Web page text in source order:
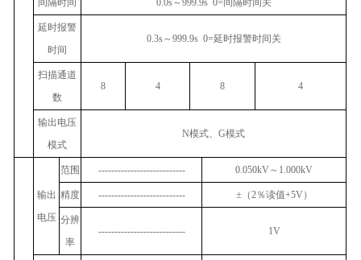
延时报警
时间
0.3s～999.9s 0=延时报警时间关
扫描通道
数
8 4 8 4
输出电压
模式
N模式、G模式
输出
电压
范围 --------------------------- 0.050kV～ 1.000kV
精度 --------------------------- ± （2％读值+5V）
分辨
率
--------------------------- 1V